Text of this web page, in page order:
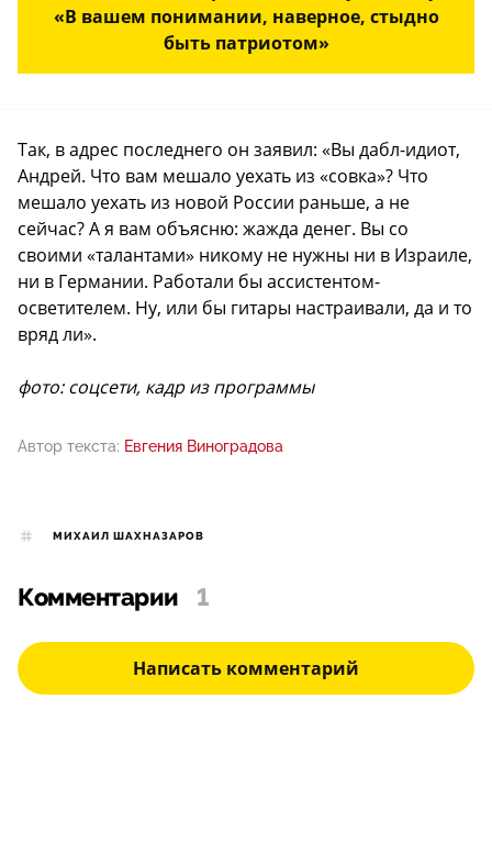
«В вашем понимании, наверное, стыдно
быть патриотом»
Так, в адрес последнего он заявил: «Вы дабл-идиот,
Андрей. Что вам мешало уехать из «совка»? Что
мешало уехать из новой России раньше, а не
сейчас? А я вам объясню: жажда денег. Вы со
своими «талантами» никому не нужны ни в Израиле,
ни в Германии. Работали бы ассистентом-
осветителем. Ну, или бы гитары настраивали, да и то
вряд ли».
фото: соцсети, кадр из программы
Автор текста: Евгения Виноградова
МИХАИЛ ШАХНАЗАРОВ
Комментарии 1
Написать комментарий